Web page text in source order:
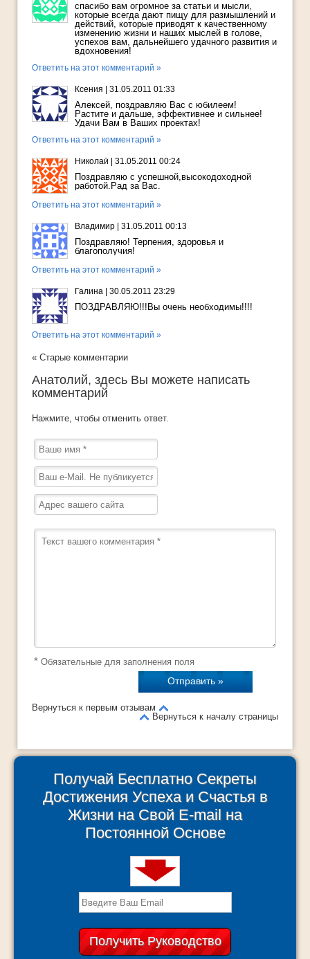
спасибо вам огромное за статьи и мысли,
которые всегда дают пищу для размышлений и
действий, которые приводят к качественному
изменению жизни и наших мыслей в голове,
успехов вам, дальнейшего удачного развития и
вдохновения!
Ответить на этот комментарий »
Ксения 31.05.2011 01:33
Алексей, поздравляю Вас с юбилеем!
Растите и дальше, эффективнее и сильнее!
Удачи Вам в Ваших проектах!
Ответить на этот комментарий »
Николай 31.05.2011 00:24
Поздравляю с успешной,высокодоходной
работой.Рад за Вас.
Ответить на этот комментарий »
Владимир 31.05.2011 00:13
Поздравляю! Терпения, здоровья и
благополучия!
Ответить на этот комментарий »
Галина 30.05.2011 23:29
ПОЗДРАВЛЯЮ!!!Вы очень необходимы!!!!
Ответить на этот комментарий »
« Старые комментарии
Анатолий, здесь Вы можете написать
комментарий
Нажмите, чтобы отменить ответ.
* Обязательные для заполнения поля
Вернуться к первым отзывам
Вернуться к началу страницы
Получай Бесплатно Секреты
Достижения Успеха и Счастья в
Жизни на Свой E-mail на
Постоянной Основе